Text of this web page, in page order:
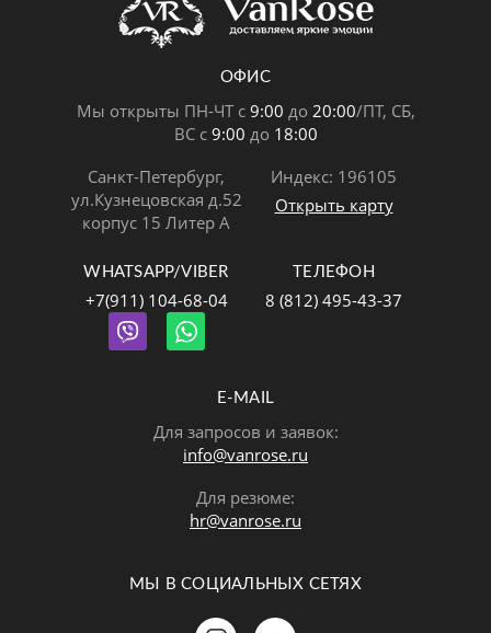
ОФИС
Мы открыты ПН-ЧТ с 9:00 до 20:00/ПТ, СБ,
ВС с 9:00 до 18:00
Санкт-Петербург,
ул.Кузнецовская д.52
корпус 15 Литер А
Индекс: 196105
Открыть карту
WHATSAPP/VIBER
+7(911) 104-68-04
ТЕЛЕФОН
8 (812) 495-43-37
E-MAIL
Для запросов и заявок:
info@vanrose.ru
Для резюме:
hr@vanrose.ru
МЫ В СОЦИАЛЬНЫХ СЕТЯХ